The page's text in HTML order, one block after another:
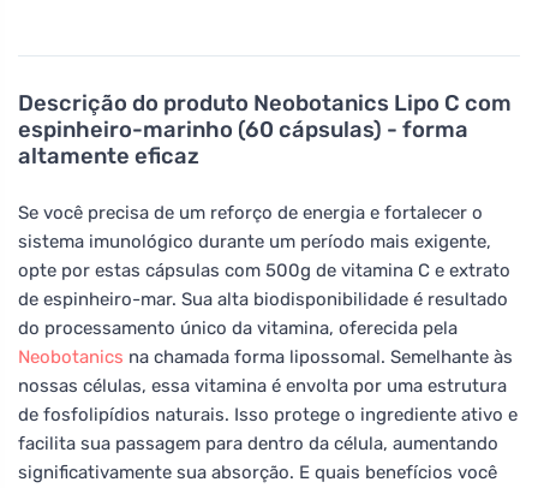
Descrição do produto Neobotanics Lipo C com
espinheiro-marinho (60 cápsulas) - forma
altamente eficaz
Se você precisa de um reforço de energia e fortalecer o
sistema imunológico durante um período mais exigente,
opte por estas cápsulas com 500g de vitamina C e extrato
de espinheiro-mar. Sua alta biodisponibilidade é resultado
do processamento único da vitamina, oferecida pela
Neobotanics na chamada forma lipossomal. Semelhante às
nossas células, essa vitamina é envolta por uma estrutura
de fosfolipídios naturais. Isso protege o ingrediente ativo e
facilita sua passagem para dentro da célula, aumentando
significativamente sua absorção. E quais benefícios você